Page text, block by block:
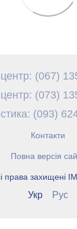
(067)
(073)
(093)
Контакти
Повна версія
права захищені
Укр Рус